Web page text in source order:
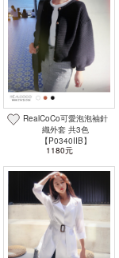
RealCoCo可愛泡泡袖針
織外套 共3色
【P0340IIB】
1180元